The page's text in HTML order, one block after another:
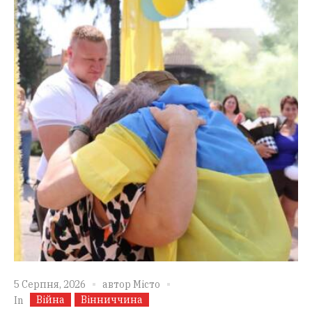
5 Серпня, 2026 автор Місто
In
Війна Вінниччина